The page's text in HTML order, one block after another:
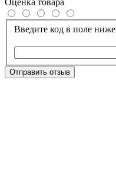
Оценка товара
Введите код в поле ниже
Отправить отзыв